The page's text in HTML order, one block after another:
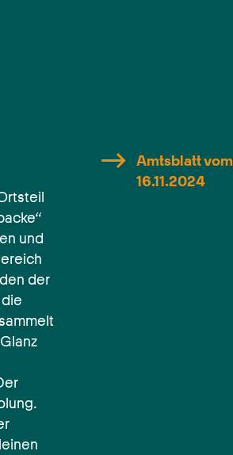
und
der
Amtsblatt vom
16.11.2024